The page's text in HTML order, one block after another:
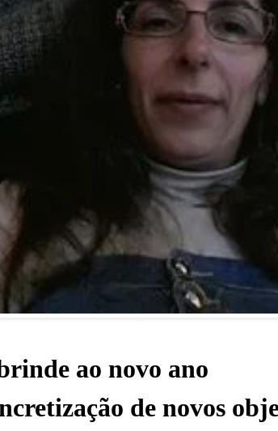
ao novo ano
de novos